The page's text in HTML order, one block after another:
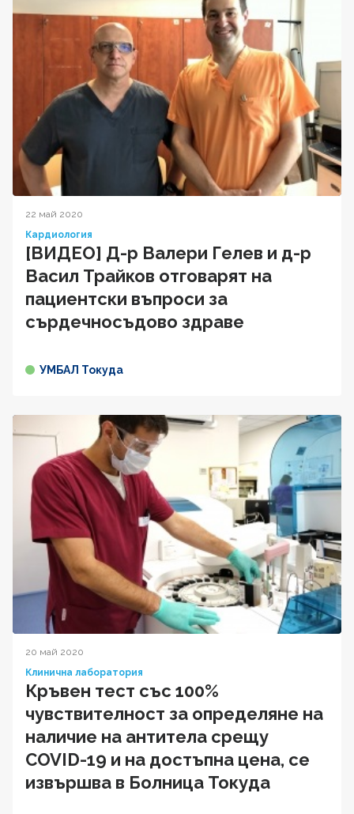
22 май 2020
Кардиология
[ВИДЕО] Д-р Валери Гелев и д-р
Васил Трайков отговарят на
пациентски въпроси за
сърдечносъдово здравe
УМБАЛ Токуда
20 май 2020
Клинична лаборатория
Кръвен тест със 100%
чувствителност за определяне на
наличие на антитела срещу
COVID-19 и на достъпна цена, се
извършва в Болница Токуда